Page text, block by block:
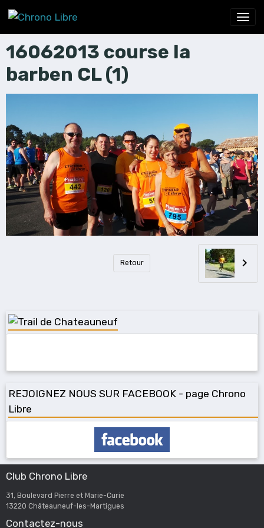
16062013 course la
barben CL (1)
Retour
REJOIGNEZ NOUS SUR FACEBOOK - page Chrono
Libre
Club Chrono Libre
31, Boulevard Pierre et Marie-Curie
13220 Châteauneuf-les-Martigues
Contactez-nous